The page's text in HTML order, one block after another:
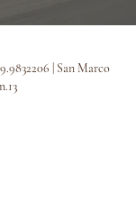
| San Marco